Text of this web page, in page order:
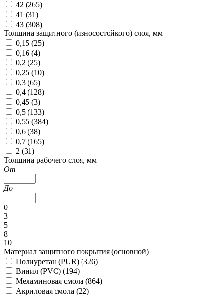
42 (265)
41 (31)
43 (308)
Толщина защитного (износостойкого) слоя, мм
0,15 (25)
0,16 (4)
0,2 (25)
0,25 (10)
0,3 (65)
0,4 (128)
0,45 (3)
0,5 (133)
0,55 (384)
0,6 (38)
0,7 (165)
2 (31)
Толщина рабочего слоя, мм
От
До
0
3
5
8
10
Материал защитного покрытия (основной)
Полиуретан (PUR) (326)
Винил (PVC) (194)
Меламиновая смола (864)
Акриловая смола (22)